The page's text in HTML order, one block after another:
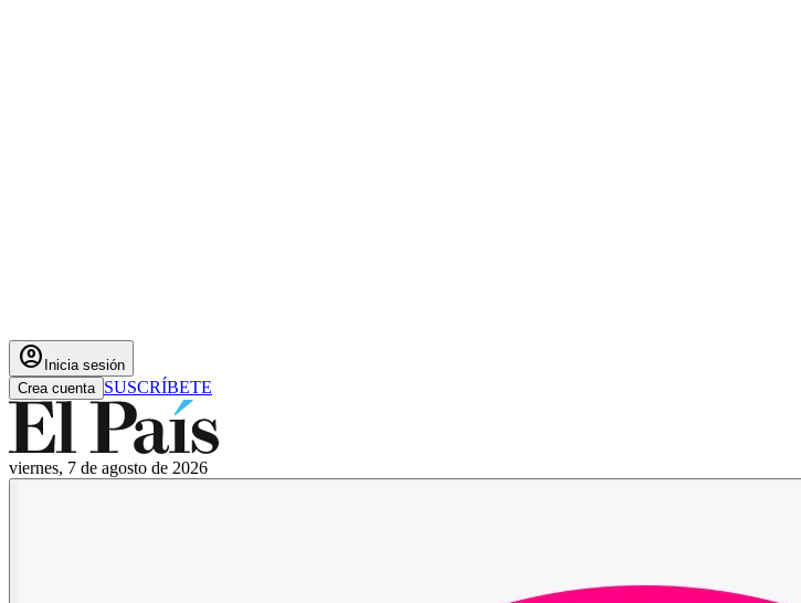
account_circle Inicia sesión
Crea cuenta SUSCRÍBETE
viernes, 7 de agosto de 2026